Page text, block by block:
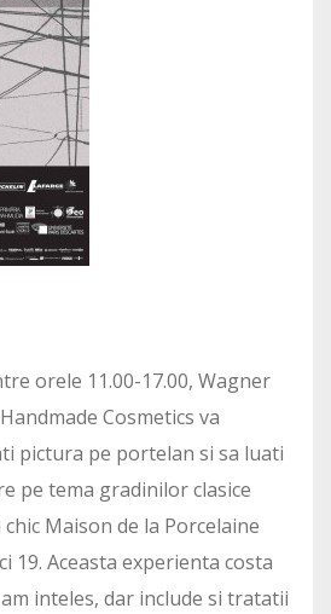
orele 11.00-17.00, Wagner
Cosmetics va
pictura pe portelan si sa luati
pe tema gradinilor clasice
Maison de la Porcelaine
19. Aceasta experienta costa
inteles, dar include si tratatii